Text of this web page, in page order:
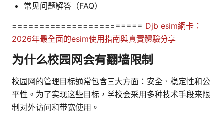
常见问题解答（FAQ）
======================== Djb esim網卡：
2026年最全面的esim使用指南與真實體驗分享
为什么校园网会有翻墙限制
校园网的管理目标通常包含三大方面：安全、稳定性和公
平性。为了实现这些目标，学校会采用多种技术手段来限
制对外访问和带宽使用。